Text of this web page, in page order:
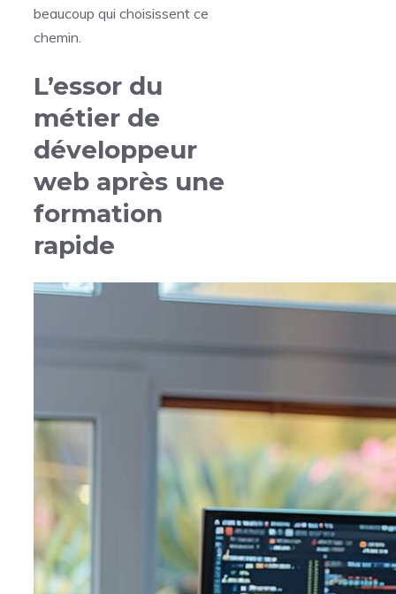
beaucoup qui choisissent ce
chemin.
L’essor du
métier de
développeur
web après une
formation
rapide